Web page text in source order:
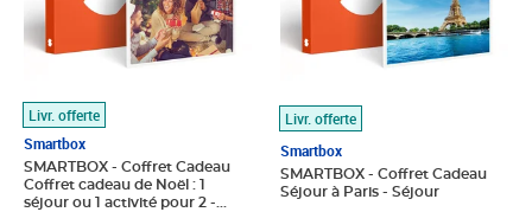
Livr. offerte
Smartbox
SMARTBOX - Coffret Cadeau
Coffret cadeau de Noël : 1
séjour ou 1 activité pour 2 -
Livr. offerte
Smartbox
SMARTBOX - Coffret Cadeau
Séjour à Paris - Séjour